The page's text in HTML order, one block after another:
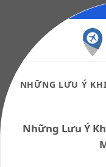
NHỮNG LƯU Ý
Những Lưu Ý